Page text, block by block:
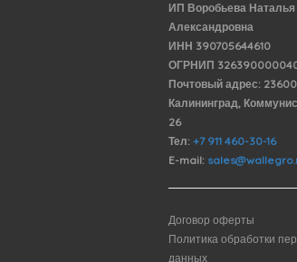
ИП Воробьева Наталья
Александровна
ИНН 390705644610
ОГРНИП
Почтовый адрес:
Калининград,
26
Тел: +7 911 460-30-16
E-mail:
Договор оферты
Политика обработки
данных